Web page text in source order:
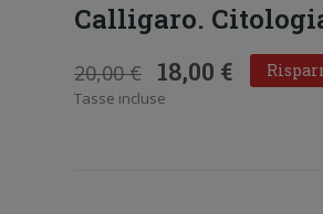
Calligaro.
20,00 € 18,00 €
Tasse incluse